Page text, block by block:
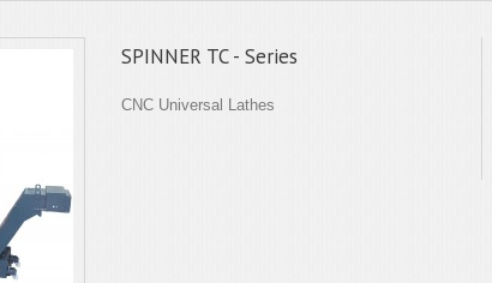
SPINNER TC - Series
CNC Universal Lathes